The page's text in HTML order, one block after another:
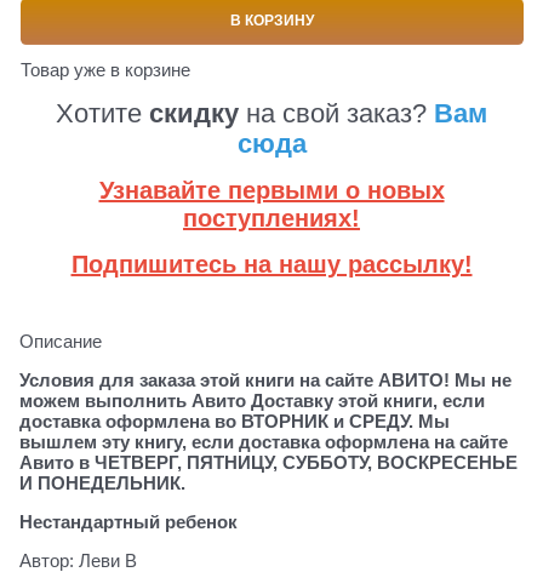
В КОРЗИНУ
Товар уже в корзине
Хотите скидку на свой заказ? Вам
сюда
Узнавайте первыми о новых
поступлениях!
Подпишитесь на нашу рассылку!
Описание
Условия для заказа этой книги на сайте АВИТО! Мы не
можем выполнить Авито Доставку этой книги, если
доставка оформлена во ВТОРНИК и СРЕДУ. Мы
вышлем эту книгу, если доставка оформлена на сайте
Авито в ЧЕТВЕРГ, ПЯТНИЦУ, СУББОТУ, ВОСКРЕСЕНЬЕ
И ПОНЕДЕЛЬНИК.
Нестандартный ребенок
Автор: Леви В